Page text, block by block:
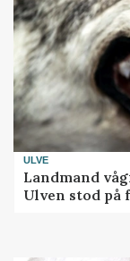
ULVE
Landmand
Ulven stod på